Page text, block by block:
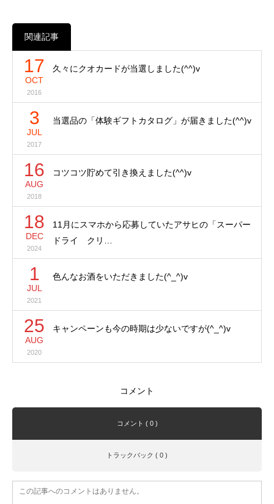
関連記事
17
OCT
2016
久々にクオカードが当選しました(^^)v
3
JUL
2017
当選品の「体験ギフトカタログ」が届きました(^^)v
16
AUG
2018
コツコツ貯めて引き換えました(^^)v
18
DEC
2024
11月にスマホから応募していたアサヒの「スーパー
ドライ クリ…
1
JUL
2021
色んなお酒をいただきました(^_^)v
25
AUG
2020
キャンペーンも今の時期は少ないですが(^_^)v
コメント
コメント ( 0 )
トラックバック ( 0 )
この記事へのコメントはありません。